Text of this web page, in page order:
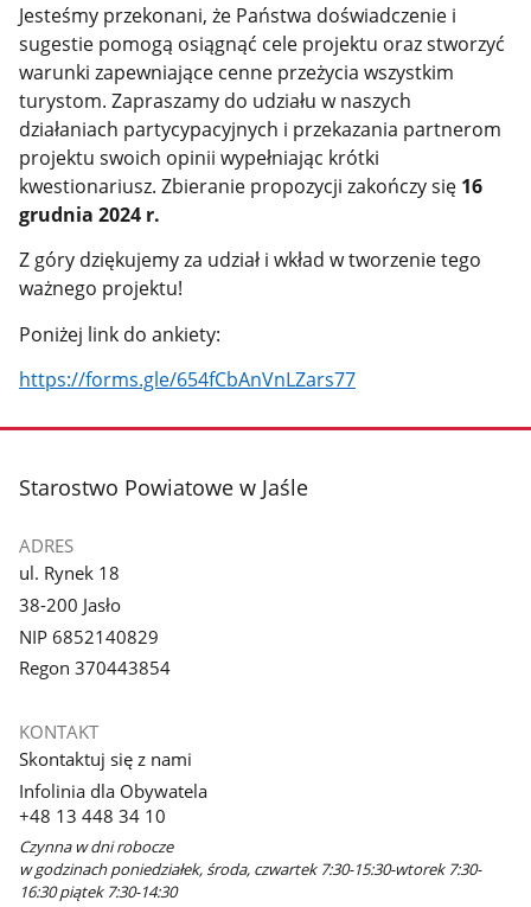
Jesteśmy przekonani, że Państwa doświadczenie i
sugestie pomogą osiągnąć cele projektu oraz stworzyć
warunki zapewniające cenne przeżycia wszystkim
turystom. Zapraszamy do udziału w naszych
działaniach partycypacyjnych i przekazania partnerom
projektu swoich opinii wypełniając krótki
kwestionariusz. Zbieranie propozycji zakończy się 16
grudnia 2024 r.
Z góry dziękujemy za udział i wkład w tworzenie tego
ważnego projektu!
Poniżej link do ankiety:
https://forms.gle/654fCbAnVnLZars77
stopka
Starostwo Powiatowe w Jaśle
ADRES
ul. Rynek 18
38-200 Jasło
NIP 6852140829
Regon 370443854
KONTAKT
Skontaktuj się z nami
Infolinia dla Obywatela
+48 13 448 34 10
Czynna w dni robocze
w godzinach poniedziałek, środa, czwartek 7:30-15:30-wtorek 7:30-
16:30 piątek 7:30-14:30